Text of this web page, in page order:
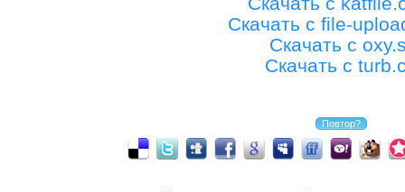
Скачать с file-
Скачать с
Скачать с